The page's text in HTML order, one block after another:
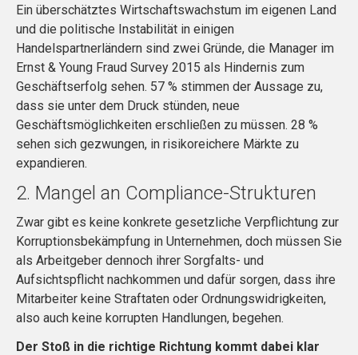
Ein überschätztes Wirtschaftswachstum im eigenen Land
und die politische Instabilität in einigen
Handelspartnerländern sind zwei Gründe, die Manager im
Ernst & Young Fraud Survey 2015 als Hindernis zum
Geschäftserfolg sehen. 57 % stimmen der Aussage zu,
dass sie unter dem Druck stünden, neue
Geschäftsmöglichkeiten erschließen zu müssen. 28 %
sehen sich gezwungen, in risikoreichere Märkte zu
expandieren.
2. Mangel an Compliance-Strukturen
Zwar gibt es keine konkrete gesetzliche Verpflichtung zur
Korruptionsbekämpfung in Unternehmen, doch müssen Sie
als Arbeitgeber dennoch ihrer Sorgfalts- und
Aufsichtspflicht nachkommen und dafür sorgen, dass ihre
Mitarbeiter keine Straftaten oder Ordnungswidrigkeiten,
also auch keine korrupten Handlungen, begehen.
Der Stoß in die richtige Richtung kommt dabei klar